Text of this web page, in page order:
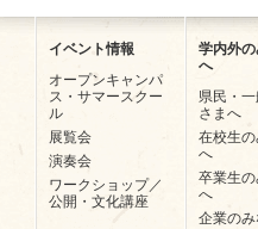
イベント情報
オープンキャンパ
ス・サマースクー
ル
展覧会
演奏会
ワークショップ／
公開・文化講座
学内外の
へ
県民・
さまへ
在校生の
へ
卒業生の
へ
企業の